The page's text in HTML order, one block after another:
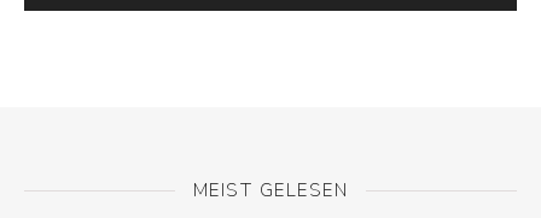
MEIST GELESEN